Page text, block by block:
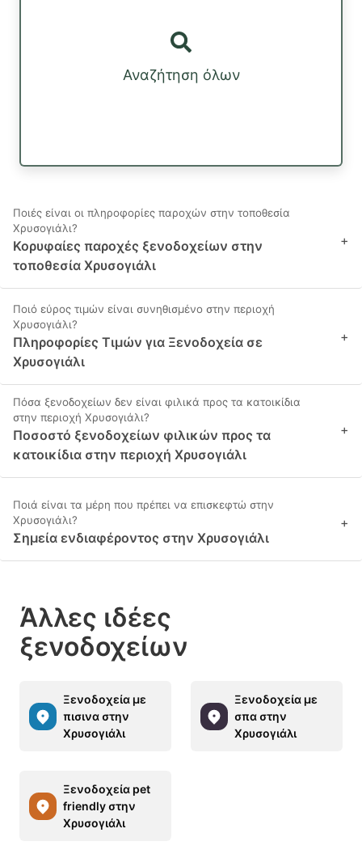
Αναζήτηση όλων
Ποιές είναι οι πληροφορίες παροχών στην τοποθεσία
Χρυσογιάλι?
Κορυφαίες παροχές ξενοδοχείων στην
τοποθεσία Χρυσογιάλι
+
Ποιό εύρος τιμών είναι συνηθισμένο στην περιοχή
Χρυσογιάλι?
Πληροφορίες Τιμών για Ξενοδοχεία σε
Χρυσογιάλι
+
Πόσα ξενοδοχείων δεν είναι φιλικά προς τα κατοικίδια
στην περιοχή Χρυσογιάλι?
Ποσοστό ξενοδοχείων φιλικών προς τα
κατοικίδια στην περιοχή Χρυσογιάλι
+
Ποιά είναι τα μέρη που πρέπει να επισκεφτώ στην
Χρυσογιάλι?
Σημεία ενδιαφέροντος στην Χρυσογιάλι
+
Άλλες ιδέες
ξενοδοχείων
Ξενοδοχεία με
πισινα στην
Χρυσογιάλι
Ξενοδοχεία με
σπα στην
Χρυσογιάλι
Ξενοδοχεία pet
friendly στην
Χρυσογιάλι